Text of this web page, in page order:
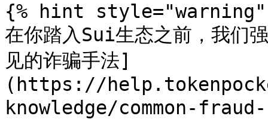
{% hint style="warning"
在你踏入Sui生态之前，我们
见的诈骗手法]
(https://
knowledge/common-